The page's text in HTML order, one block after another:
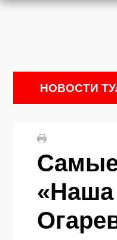
НОВОСТИ
Самые
«Наша